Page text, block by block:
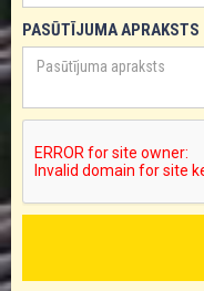
PASŪTĪJUMA APRAKSTS